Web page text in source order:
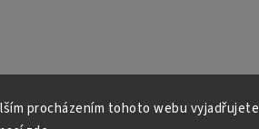
procházením tohoto webu vyjadřujete